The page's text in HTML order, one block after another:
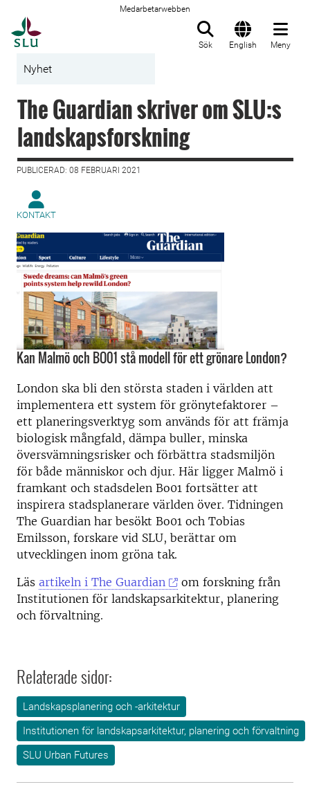
Medarbetarwebben
Sök English Meny
Nyhet
The Guardian skriver om SLU:s
landskapsforskning
PUBLICERAD: 08 FEBRUARI 2021
KONTAKT
Kan Malmö och BO01 stå modell för ett grönare London?
London ska bli den största staden i världen att
implementera ett system för grönytefaktorer –
ett planeringsverktyg som används för att främja
biologisk mångfald, dämpa buller, minska
översvämningsrisker och förbättra stadsmiljön
för både människor och djur. Här ligger Malmö i
framkant och stadsdelen Bo01 fortsätter att
inspirera stadsplanerare världen över. Tidningen
The Guardian har besökt Bo01 och Tobias
Emilsson, forskare vid SLU, berättar om
utvecklingen inom gröna tak.
Läs artikeln i The Guardian
om forskning från
Institutionen för landskapsarkitektur, planering
och förvaltning.
Relaterade sidor:
Landskapsplanering och -arkitektur
Institutionen för landskapsarkitektur, planering och förvaltning
SLU Urban Futures